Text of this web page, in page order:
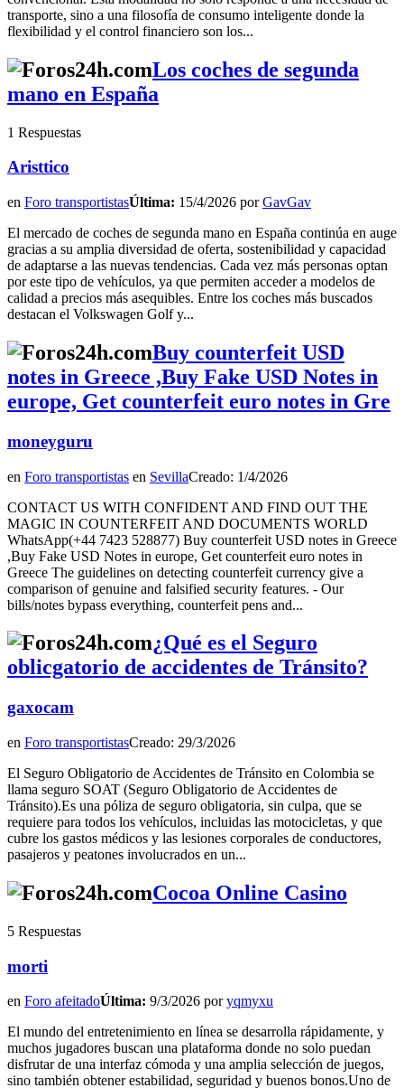
transporte, sino a una filosofía de consumo inteligente donde la
flexibilidad y el control financiero son los...
Los coches de segunda
mano en España
1 Respuestas
Aristtico
en Foro transportistasÚltima: 15/4/2026 porGavGav
El mercado de coches de segunda mano en España continúa en auge
gracias a su amplia diversidad de oferta, sostenibilidad y capacidad
de adaptarse a las nuevas tendencias. Cada vez más personas optan
por este tipo de vehículos, ya que permiten acceder a modelos de
calidad a precios más asequibles. Entre los coches más buscados
destacan el Volkswagen Golf y...
Buy counterfeit USD
notes in Greece ,Buy Fake USD Notes in
europe, Get counterfeit euro notes in Gre
moneyguru
en Foro transportistas en SevillaCreado: 1/4/2026
CONTACT US WITH CONFIDENT AND FIND OUT THE
MAGIC IN COUNTERFEIT AND DOCUMENTS WORLD
WhatsApp(+44 7423 528877) Buy counterfeit USD notes in Greece
,Buy Fake USD Notes in europe, Get counterfeit euro notes in
Greece The guidelines on detecting counterfeit currency give a
comparison of genuine and falsified security features. - Our
bills/notes bypass everything, counterfeit pens and...
¿Qué es el Seguro
oblicgatorio de accidentes de Tránsito?
gaxocam
en Foro transportistasCreado: 29/3/2026
El Seguro Obligatorio de Accidentes de Tránsito en Colombia se
llama seguro SOAT (Seguro Obligatorio de Accidentes de
Tránsito).Es una póliza de seguro obligatoria, sin culpa, que se
requiere para todos los vehículos, incluidas las motocicletas, y que
cubre los gastos médicos y las lesiones corporales de conductores,
pasajeros y peatones involucrados en un...
Cocoa Online Casino
5 Respuestas
morti
en Foro afeitadoÚltima: 9/3/2026 poryqmyxu
El mundo del entretenimiento en línea se desarrolla rápidamente, y
muchos jugadores buscan una plataforma donde no solo puedan
disfrutar de una interfaz cómoda y una amplia selección de juegos,
sino también obtener estabilidad, seguridad y buenos bonos.Uno de